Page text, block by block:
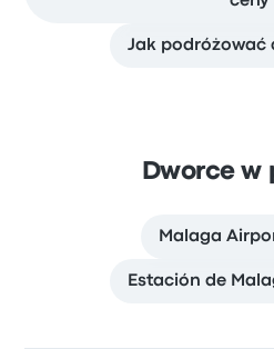
Jak podróżować
Dworce w
Malaga
Estación de